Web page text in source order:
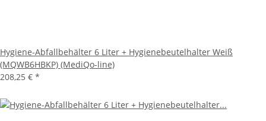
Hygiene-Abfallbehälter 6 Liter + Hygienebeutelhalter Weiß
(MQWB6HBKP) (MediQo-line)
208,25 € *